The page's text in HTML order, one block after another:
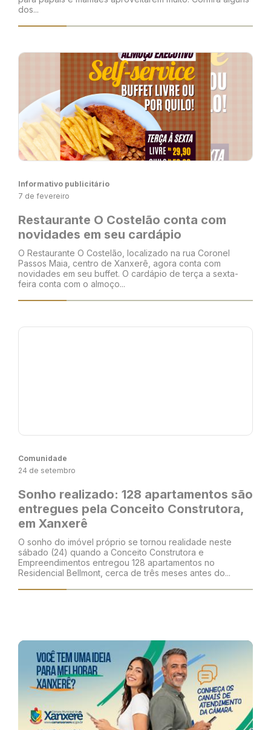
dos...
Informativo publicitário
7 de fevereiro
Restaurante O Costelão conta com
novidades em seu cardápio
O Restaurante O Costelão, localizado na rua Coronel
Passos Maia, centro de Xanxerê, agora conta com
novidades em seu buffet. O cardápio de terça a sexta-
feira conta com o almoço...
Comunidade
24 de setembro
Sonho realizado: 128 apartamentos são
entregues pela Conceito Construtora,
em Xanxerê
O sonho do imóvel próprio se tornou realidade neste
sábado (24) quando a Conceito Construtora e
Empreendimentos entregou 128 apartamentos no
Residencial Bellmont, cerca de três meses antes do...